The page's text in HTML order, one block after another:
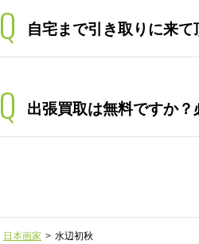
Q 自宅まで引き取りに来て
Q 出張買取は無料ですか
日本画家 > 水辺初秋